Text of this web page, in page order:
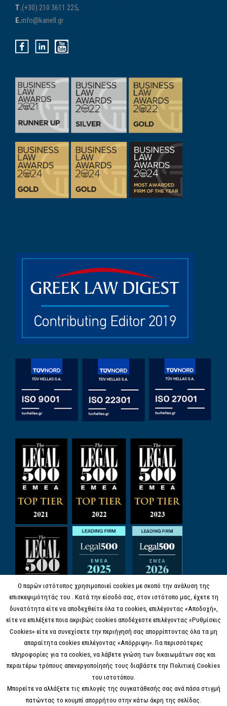
Τ.(+30) 210 3611 225,
E.info@kanell.gr
Ο παρών ιστότοπος χρησιμοποιεί cookies με σκοπό την ανάλυση της
επισκεψιμότητάς του . Κατά την είσοδό σας, στον ιστότοπο μας, έχετε τη
δυνατότητα είτε να αποδεχθείτε όλα τα cookies, επιλέγοντας «Αποδοχή»,
είτε να επιλέξετε ποια ακριβώς cookies αποδέχεστε επιλέγοντας «Ρυθμίσεις
Cookies» είτε να συνεχίσετε την περιήγησή σας απορρίπτοντας όλα τα μη
απαραίτητα cookies επιλέγοντας «Απόρριψη». Για περισσότερες
πληροφορίες για τα cookies, να λάβετε γνώση των δικαιωμάτων σας και
περαιτέρω τρόπους απενεργοποίησής τους διαβάστε την Πολιτική Cookies
του ιστοτόπου.
Μπορείτε να αλλάξετε τις επιλογές της συγκατάθεσής σας ανά πάσα στιγμή
πατώντας το κουμπί απορρήτου στην κάτω άκρη της σελίδας.